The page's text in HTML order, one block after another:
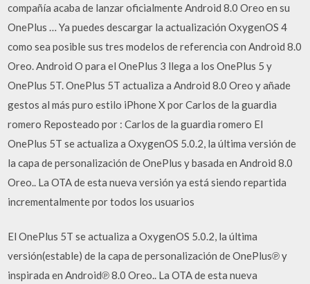
compañía acaba de lanzar oficialmente Android 8.0 Oreo en su
OnePlus … Ya puedes descargar la actualización OxygenOS 4
como sea posible sus tres modelos de referencia con Android 8.0
Oreo. Android O para el OnePlus 3 llega a los OnePlus 5 y
OnePlus 5T. OnePlus 5T actualiza a Android 8.0 Oreo y añade
gestos al más puro estilo iPhone X por Carlos de la guardia
romero Reposteado por : Carlos de la guardia romero El
OnePlus 5T se actualiza a OxygenOS 5.0.2, la última versión de
la capa de personalización de OnePlus y basada en Android 8.0
Oreo.. La OTA de esta nueva versión ya está siendo repartida
incrementalmente por todos los usuarios
El OnePlus 5T se actualiza a OxygenOS 5.0.2, la última
versión(estable) de la capa de personalización de OnePlus℗ y
inspirada en Android℗ 8.0 Oreo.. La OTA de esta nueva